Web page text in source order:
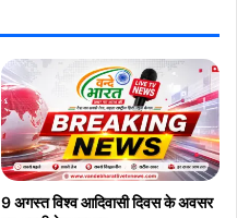
9 अगस्त विश्व आदिवासी दिवस के अवसर